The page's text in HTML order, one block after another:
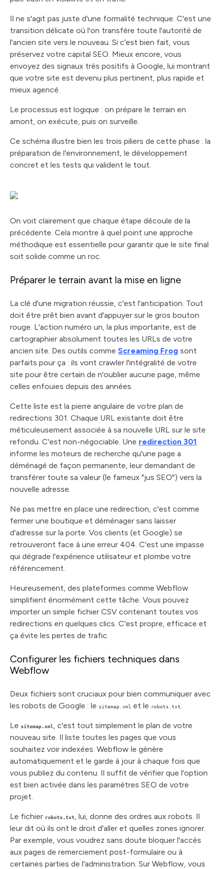
Il ne s'agit pas juste d'une formalité technique. C'est une
transition délicate où l'on transfère toute l'autorité de
l'ancien site vers le nouveau. Si c'est bien fait, vous
préservez votre capital SEO. Mieux encore, vous
envoyez des signaux très positifs à Google, lui montrant
que votre site est devenu plus pertinent, plus rapide et
mieux agencé.
Le processus est logique : on prépare le terrain en
amont, on exécute, puis on surveille.
Ce schéma illustre bien les trois piliers de cette phase : la
préparation de l'environnement, le développement
concret et les tests qui valident le tout.
On voit clairement que chaque étape découle de la
précédente. Cela montre à quel point une approche
méthodique est essentielle pour garantir que le site final
soit solide comme un roc.
Préparer le terrain avant la mise en ligne
La clé d'une migration réussie, c'est l'anticipation. Tout
doit être prêt bien avant d'appuyer sur le gros bouton
rouge. L'action numéro un, la plus importante, est de
cartographier absolument toutes les URLs de votre
ancien site. Des outils comme Screaming Frog sont
parfaits pour ça : ils vont crawler l'intégralité de votre
site pour être certain de n'oublier aucune page, même
celles enfouies depuis des années.
Cette liste est la pierre angulaire de votre plan de
redirections 301. Chaque URL existante doit être
méticuleusement associée à sa nouvelle URL sur le site
refondu. C'est non-négociable. Une redirection 301
informe les moteurs de recherche qu'une page a
déménagé de façon permanente, leur demandant de
transférer toute sa valeur (le fameux "jus SEO") vers la
nouvelle adresse.
Ne pas mettre en place une redirection, c'est comme
fermer une boutique et déménager sans laisser
d'adresse sur la porte. Vos clients (et Google) se
retrouveront face à une erreur 404. C'est une impasse
qui dégrade l'expérience utilisateur et plombe votre
référencement.
Heureusement, des plateformes comme Webflow
simplifient énormément cette tâche. Vous pouvez
importer un simple fichier CSV contenant toutes vos
redirections en quelques clics. C'est propre, efficace et
ça évite les pertes de trafic.
Configurer les fichiers techniques dans
Webflow
Deux fichiers sont cruciaux pour bien communiquer avec
les robots de Google : le sitemap.xml et le robots.txt.
Le sitemap.xml , c'est tout simplement le plan de votre
nouveau site. Il liste toutes les pages que vous
souhaitez voir indexées. Webflow le génère
automatiquement et le garde à jour à chaque fois que
vous publiez du contenu. Il suffit de vérifier que l'option
est bien activée dans les paramètres SEO de votre
projet.
Le fichier robots.txt, lui, donne des ordres aux robots. Il
leur dit où ils ont le droit d'aller et quelles zones ignorer.
Par exemple, vous voudrez sans doute bloquer l'accès
aux pages de remerciement post-formulaire ou à
certaines parties de l'administration. Sur Webflow, vous